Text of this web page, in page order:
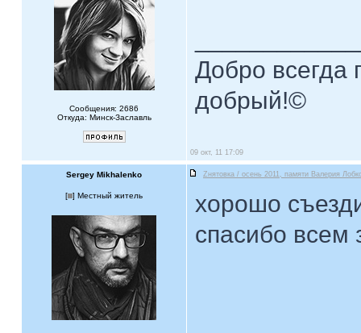
Сообщения: 2686
Откуда: Минск-Заславль
Добро всегда
добрый!©
09 окт, 11 17:09
Sergey Mikhalenko Zнятовка / осень 2011, памяти Валерия
[ ] Местный житель
хорошо
спасибо